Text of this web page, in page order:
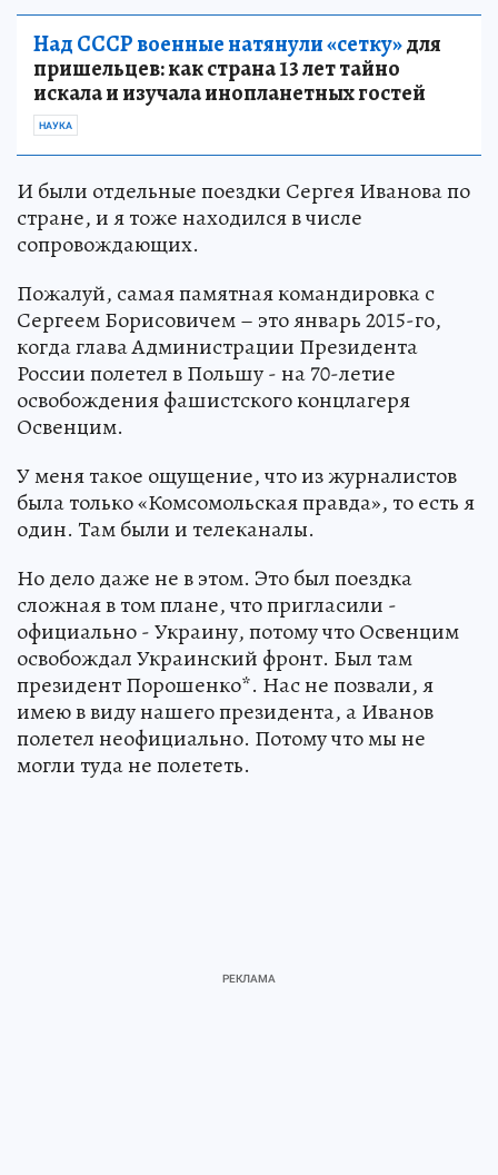
Над СССР военные натянули «сетку»для
пришельцев: как страна 13 лет тайно
искала и изучала инопланетных гостей
НАУКА
И были отдельные поездки Сергея Иванова по
стране, и я тоже находился в числе
сопровождающих.
Пожалуй, самая памятная командировка с
Сергеем Борисовичем – это январь 2015-го,
когда глава Администрации Президента
России полетел в Польшу - на 70-летие
освобождения фашистского концлагеря
Освенцим.
У меня такое ощущение, что из журналистов
была только «Комсомольская правда», то есть я
один. Там были и телеканалы.
Но дело даже не в этом. Это был поездка
сложная в том плане, что пригласили -
официально - Украину, потому что Освенцим
освобождал Украинский фронт. Был там
президент Порошенко*. Нас не позвали, я
имею в виду нашего президента, а Иванов
полетел неофициально. Потому что мы не
могли туда не полететь.